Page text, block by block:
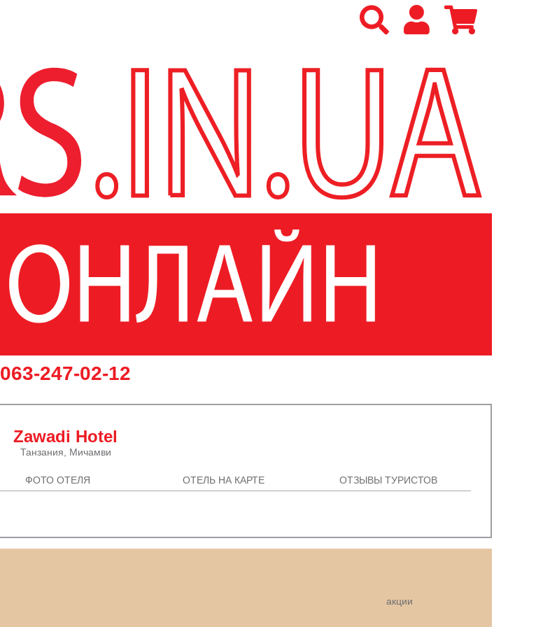
‎063-247-02-12
Zawadi Hotel
Танзания, Мичамви
ФОТО ОТЕЛЯ ОТЕЛЬ НА КАРТЕ ОТЗЫВЫ ТУРИСТОВ
акции